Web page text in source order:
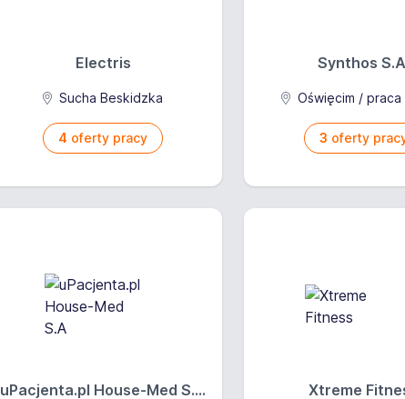
Electris
Sucha Beskidzka
4 oferty pracy
Synthos
Oświęcim / praca
3 oferty
uPacjenta.pl House-Med S.... Xtreme